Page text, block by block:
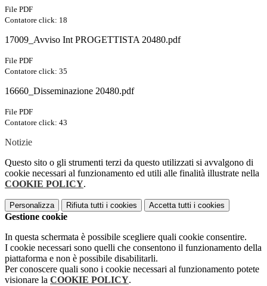
File PDF
Contatore click: 18
17009_Avviso Int PROGETTISTA 20480.pdf
File PDF
Contatore click: 35
16660_Disseminazione 20480.pdf
File PDF
Contatore click: 43
Notizie
Questo sito o gli strumenti terzi da questo utilizzati si avvalgono di
cookie necessari al funzionamento ed utili alle finalità illustrate nella
COOKIE POLICY.
Personalizza Rifiuta tutti i cookies Accetta tutti i cookies
Gestione cookie
In questa schermata è possibile scegliere quali cookie consentire.
I cookie necessari sono quelli che consentono il funzionamento della
piattaforma e non è possibile disabilitarli.
Per conoscere quali sono i cookie necessari al funzionamento potete
visionare la COOKIE POLICY.